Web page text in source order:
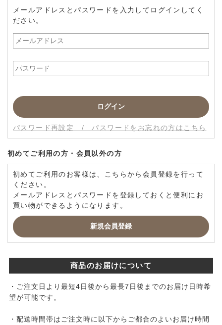
メールアドレスとパスワードを入力してログインしてく
ださい。
パスワードをお忘れの方はこちら
初めてご利用の方・会員以外の方
初めてご利用のお客様は、こちらから会員登録を行って
ください。
メールアドレスとパスワードを登録しておくと便利にお
買い物ができるようになります。
商品のお届けについて
・ご注文日より最短4日後から最長7日後までのお届け日時希
望が可能です。
・配送時間帯はご注文時に以下からご都合のよいお届け時間